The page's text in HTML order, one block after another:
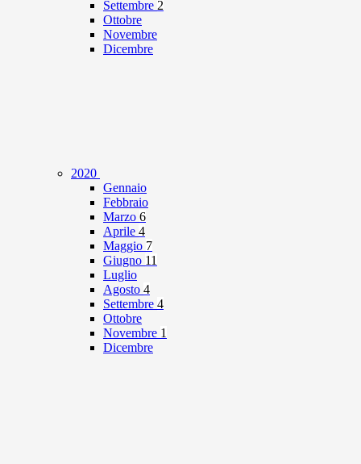
Settembre 2
Ottobre
Novembre
Dicembre
2020
Gennaio
Febbraio
Marzo 6
Aprile 4
Maggio 7
Giugno 11
Luglio
Agosto 4
Settembre 4
Ottobre
Novembre 1
Dicembre